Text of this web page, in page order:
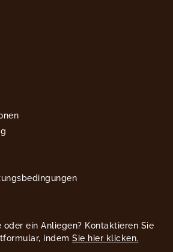
oder ein Anliegen? Kontaktieren Sie
indem Sie hier klicken.